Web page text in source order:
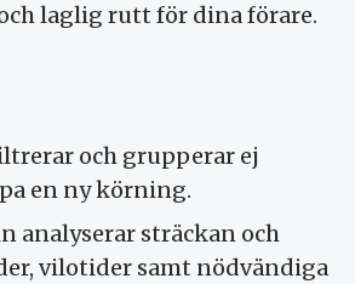
laglig rutt för dina förare.
och grupperar ej
en ny körning.
analyserar sträckan och
vilotider samt nödvändiga